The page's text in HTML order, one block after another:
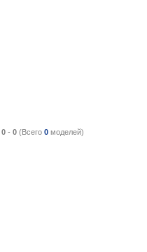
0- 0(Всего 0моделей)